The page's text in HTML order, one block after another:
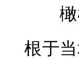
橄榄
根于